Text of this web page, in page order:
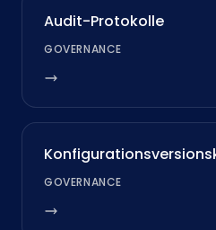
Audit-Protokolle
GOVERNANCE
GOVERNANCE